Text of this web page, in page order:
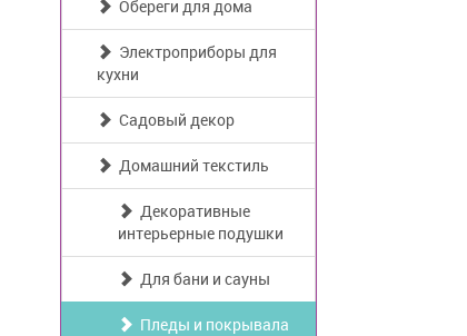
Обереги для дома
Электроприборы для
кухни
Садовый декор
Домашний текстиль
Декоративные
интерьерные подушки
Для бани и сауны
Пледы и покрывала